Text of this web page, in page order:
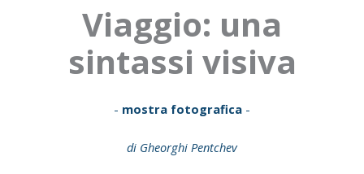
Viaggio: una
sintassi visiva
- mostra fotografica -
di Gheorghi Pentchev